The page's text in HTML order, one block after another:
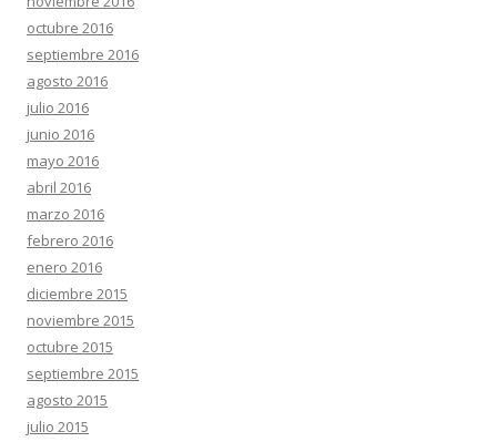
octubre 2016
septiembre 2016
agosto 2016
julio 2016
junio 2016
mayo 2016
abril 2016
marzo 2016
febrero 2016
enero 2016
diciembre 2015
noviembre 2015
octubre 2015
septiembre 2015
agosto 2015
julio 2015